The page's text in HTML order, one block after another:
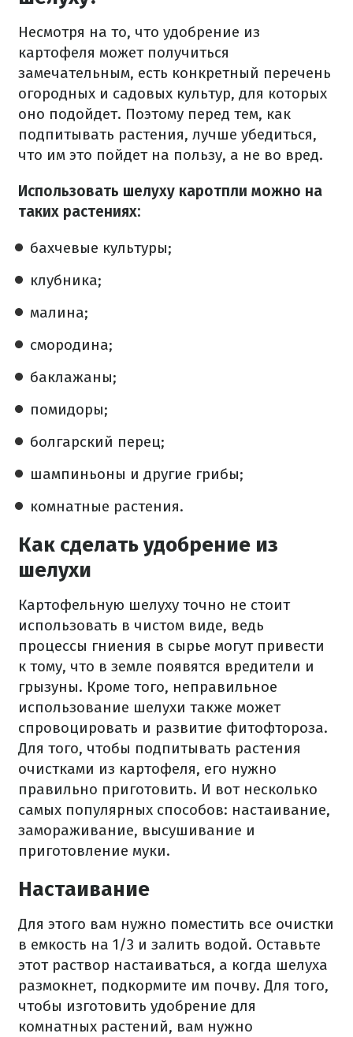
Несмотря на то, что удобрение из
картофеля может получиться
замечательным, есть конкретный перечень
огородных и садовых культур, для которых
оно подойдет. Поэтому перед тем, как
подпитывать растения, лучше убедиться,
что им это пойдет на пользу, а не во вред.
Использовать шелуху каротпли можно на
таких растениях:
бахчевые культуры;
клубника;
малина;
смородина;
баклажаны;
помидоры;
болгарский перец;
шампиньоны и другие грибы;
комнатные растения.
Как сделать удобрение из
шелухи
Картофельную шелуху точно не стоит
использовать в чистом виде, ведь
процессы гниения в сырье могут привести
к тому, что в земле появятся вредители и
грызуны. Кроме того, неправильное
использование шелухи также может
спровоцировать и развитие фитофтороза.
Для того, чтобы подпитывать растения
очистками из картофеля, его нужно
правильно приготовить. И вот несколько
самых популярных способов: настаивание,
замораживание, высушивание и
приготовление муки.
Настаивание
Для этого вам нужно поместить все очистки
в емкость на 1/3 и залить водой. Оставьте
этот раствор настаиваться, а когда шелуха
размокнет, подкормите им почву. Для того,
чтобы изготовить удобрение для
комнатных растений, вам нужно